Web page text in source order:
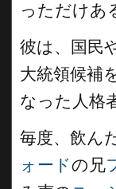
っただけあ
彼は、国民
大統領候補
なった人格
毎度、飲ん
ォードの兄